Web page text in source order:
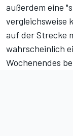
außerdem eine
vergleichsweise
auf der Strecke
wahrscheinlich
Wochenendes